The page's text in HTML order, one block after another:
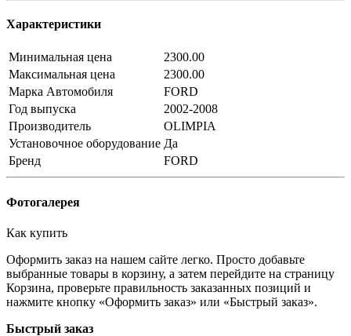
Характеристики
Минимальная цена
2300.00
Максимальная цена
2300.00
Марка Автомобиля
FORD
Год выпуска
2002-2008
Производитель
OLIMPIA
Установочное оборудование Да
Бренд
FORD
Фотогалерея
Как купить
Оформить заказ на нашем сайте легко. Просто добавьте
выбранные товары в корзину, а затем перейдите на страницу
Корзина, проверьте правильность заказанных позиций и
нажмите кнопку «Оформить заказ» или «Быстрый заказ».
Быстрый заказ